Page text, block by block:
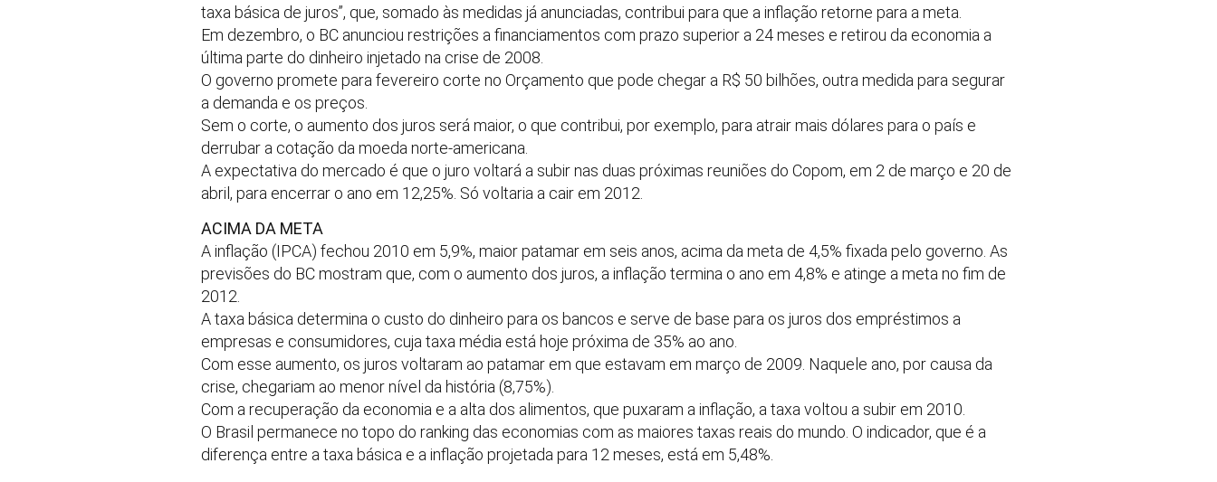
taxa básica de juros”, que, somado às medidas já anunciadas, contribui para que a inflação retorne para a meta.
Em dezembro, o BC anunciou restrições a financiamentos com prazo superior a 24 meses e retirou da economia a
última parte do dinheiro injetado na crise de 2008.
O governo promete para fevereiro corte no Orçamento que pode chegar a R$ 50 bilhões, outra medida para segurar
a demanda e os preços.
Sem o corte, o aumento dos juros será maior, o que contribui, por exemplo, para atrair mais dólares para o país e
derrubar a cotação da moeda norte-americana.
A expectativa do mercado é que o juro voltará a subir nas duas próximas reuniões do Copom, em 2 de março e 20 de
abril, para encerrar o ano em 12,25%. Só voltaria a cair em 2012.
ACIMA DA META
A inflação (IPCA) fechou 2010 em 5,9%, maior patamar em seis anos, acima da meta de 4,5% fixada pelo governo. As
previsões do BC mostram que, com o aumento dos juros, a inflação termina o ano em 4,8% e atinge a meta no fim de
2012.
A taxa básica determina o custo do dinheiro para os bancos e serve de base para os juros dos empréstimos a
empresas e consumidores, cuja taxa média está hoje próxima de 35% ao ano.
Com esse aumento, os juros voltaram ao patamar em que estavam em março de 2009. Naquele ano, por causa da
crise, chegariam ao menor nível da história (8,75%).
Com a recuperação da economia e a alta dos alimentos, que puxaram a inflação, a taxa voltou a subir em 2010.
O Brasil permanece no topo do ranking das economias com as maiores taxas reais do mundo. O indicador, que é a
diferença entre a taxa básica e a inflação projetada para 12 meses, está em 5,48%.